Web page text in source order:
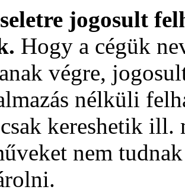
jogosult
Hogy a cégük
végre,
nélküli
kereshetik ill.
nem